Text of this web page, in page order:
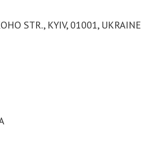
STR., KYIV, 01001, UKRAINE